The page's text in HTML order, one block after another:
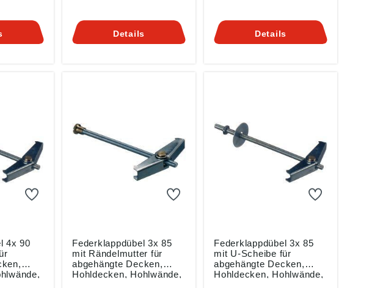
Leichtbauweise •
Ausstattung: MS-
Details
Leichtbauweise •
Ausstattung: U-Scheibe
Details
4x 90
Federklappdübel 3x 85
mit Rändelmutter für
abgehängte Decken,
Hohldecken, Hohlwände,
Federklappdübel 3x 85
mit U-Scheibe für
abgehängte Decken,
Hohldecken, Hohlwände,